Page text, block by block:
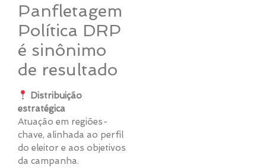
Panfletagem
Política DRP
é sinônimo
de resultado
Distribuição
estratégica
Atuação em regiões-
chave, alinhada ao perfil
do eleitor e aos objetivos
da campanha.